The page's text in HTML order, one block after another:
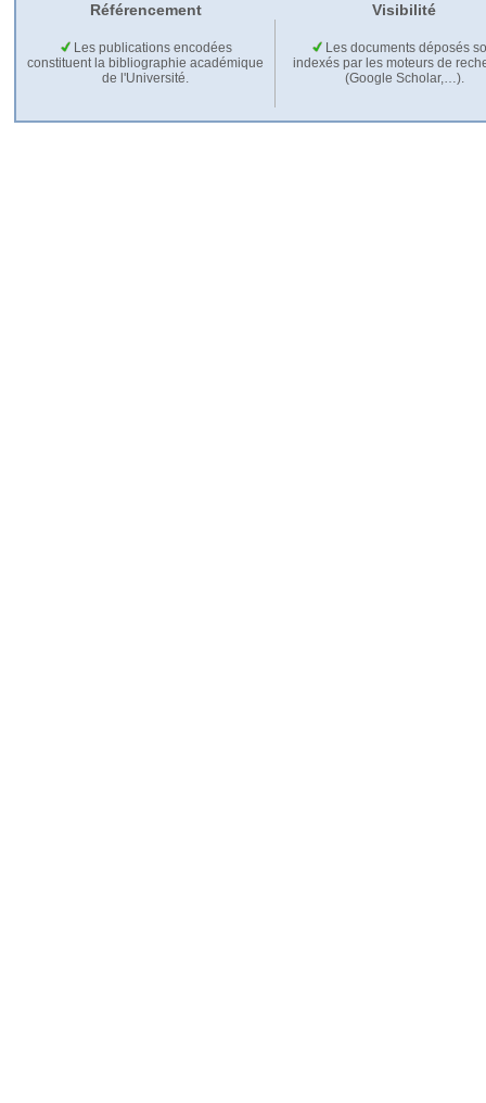
Référencement Visibilité
Les publications encodées
constituent la bibliographie académique
de l'Université.
Les documents déposés
indexés par les moteurs de
(Google Scholar,…).